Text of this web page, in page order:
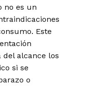
no es un
Este
alcance los
si se
o